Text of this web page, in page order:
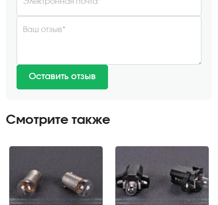
Ваш отзыв*
Оставить отзыв
Смотрите также